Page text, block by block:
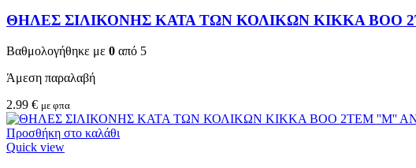
ΘΗΛΕΣ ΣΙΛΙΚΟΝΗΣ ΚΑΤΑ ΤΩΝ ΚΟΛΙΚΩΝ KIKKA BOO
Βαθμολογήθηκε με 0 από 5
Άμεση παραλαβή
2.99 € με φπα
Προσθήκη στο καλάθι
Quick view